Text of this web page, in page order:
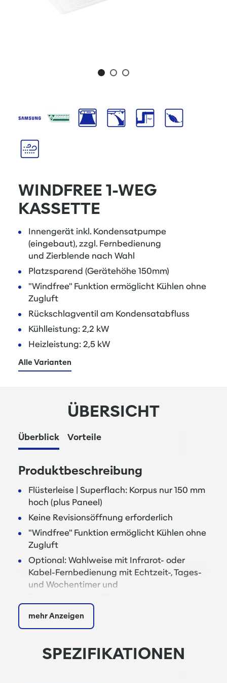
WINDFREE 1-WEG
KASSETTE
Innengerät inkl. Kondensatpumpe
(eingebaut), zzgl. Fernbedienung
und Zierblende nach Wahl
Platzsparend (Gerätehöhe 150mm)
"Windfree" Funktion ermöglicht Kühlen ohne
Zugluft
Rückschlagventil am Kondensatabfluss
Kühlleistung: 2,2 kW
Heizleistung: 2,5 kW
Alle Varianten
ÜBERSICHT
Überblick Vorteile
Produktbeschreibung
Flüsterleise | Superflach: Korpus nur 150 mm
hoch (plus Paneel)
Keine Revisionsöffnung erforderlich
"Windfree" Funktion ermöglicht Kühlen ohne
Zugluft
Optional: Wahlweise mit Infrarot- oder
Kabel-Fernbedienung mit Echtzeit-, Tages-
und Wochentimer und
0.1 °C genaue Temperaturregelung, möglich
durch Hochleistungs-Einspritzventil mit
Kühlen | Heizen | Entfeuchten | Lüften
mehr Anzeigen
SPEZIFIKATIONEN